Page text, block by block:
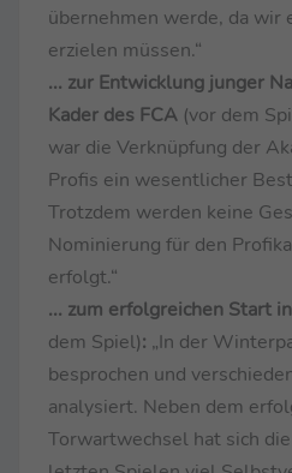
übernehmen werde, da wir
erzielen müssen.“
... zur Entwicklung junger
Kader des FCA (vor dem
war die Verknüpfung der
Profis ein wesentlicher
Trotzdem werden keine
Nominierung für den
erfolgt.“
... zum erfolgreichen Start
dem Spiel): „In der
besprochen und
analysiert. Neben dem
Torwartwechsel hat sich